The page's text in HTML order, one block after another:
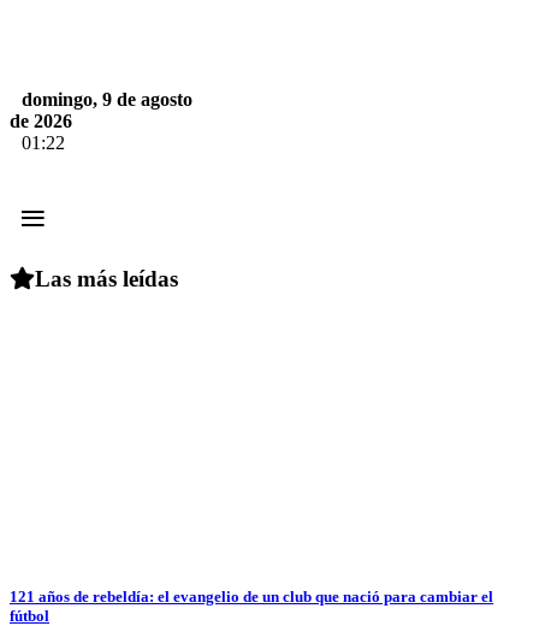
domingo, 9 de agosto
de 2026
01:22
≡
Las más leídas
121 años de rebeldía: el evangelio de un club que nació para cambiar el
fútbol